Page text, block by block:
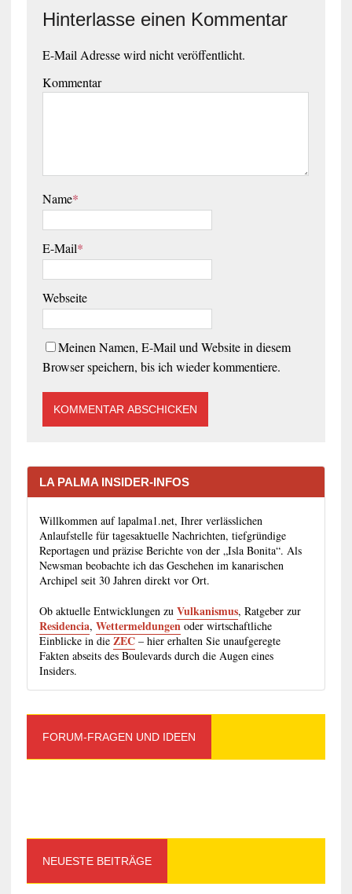
Hinterlasse einen Kommentar
E-Mail Adresse wird nicht veröffentlicht.
Kommentar
Name*
E-Mail*
Webseite
Meinen Namen, E-Mail und Website in diesem
Browser speichern, bis ich wieder kommentiere.
LA PALMA INSIDER-INFOS
Willkommen auf lapalma1.net, Ihrer verlässlichen
Anlaufstelle für tagesaktuelle Nachrichten, tiefgründige
Reportagen und präzise Berichte von der „Isla Bonita“. Als
Newsman beobachte ich das Geschehen im kanarischen
Archipel seit 30 Jahren direkt vor Ort.
Ob aktuelle Entwicklungen zu Vulkanismus, Ratgeber zur
Residencia, Wettermeldungenoder wirtschaftliche
Einblicke in die ZEC– hier erhalten Sie unaufgeregte
Fakten abseits des Boulevards durch die Augen eines
Insiders.
FORUM-FRAGEN UND IDEEN
NEUESTE BEITRÄGE